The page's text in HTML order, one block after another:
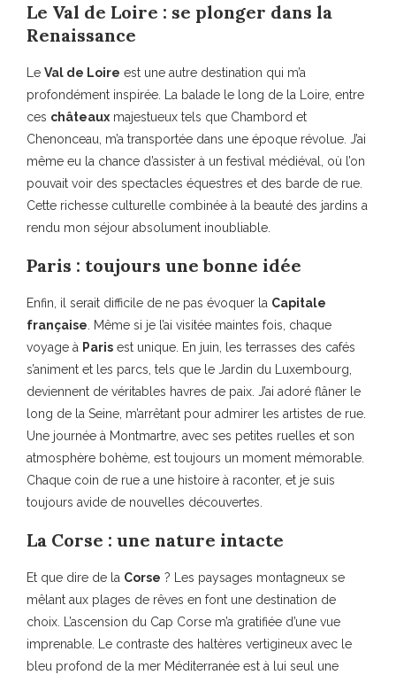
Le Val de Loire : se plonger dans la
Renaissance
Le Val de Loire est une autre destination qui m’a
profondément inspirée. La balade le long de la Loire, entre
ces châteauxmajestueux tels que Chambord et
Chenonceau, m’a transportée dans une époque révolue. J’ai
même eu la chance d’assister à un festival médiéval, où l’on
pouvait voir des spectacles équestres et des barde de rue.
Cette richesse culturelle combinée à la beauté des jardins a
rendu mon séjour absolument inoubliable.
Paris : toujours une bonne idée
Enfin, il serait difficile de ne pas évoquer la Capitale
française. Même si je l’ai visitée maintes fois, chaque
voyage à Paris est unique. En juin, les terrasses des cafés
s’animent et les parcs, tels que le Jardin du Luxembourg,
deviennent de véritables havres de paix. J’ai adoré flâner le
long de la Seine, m’arrêtant pour admirer les artistes de rue.
Une journée à Montmartre, avec ses petites ruelles et son
atmosphère bohème, est toujours un moment mémorable.
Chaque coin de rue a une histoire à raconter, et je suis
toujours avide de nouvelles découvertes.
La Corse : une nature intacte
Et que dire de la Corse ? Les paysages montagneux se
mêlant aux plages de rêves en font une destination de
choix. L’ascension du Cap Corse m’a gratifiée d’une vue
imprenable. Le contraste des haltères vertigineux avec le
bleu profond de la mer Méditerranée est à lui seul une